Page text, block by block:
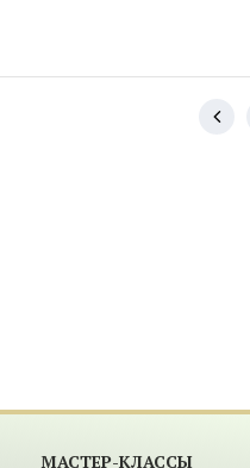
МАСТЕР-КЛАССЫ